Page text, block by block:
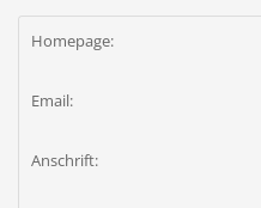
Homepage:
Email:
Anschrift: